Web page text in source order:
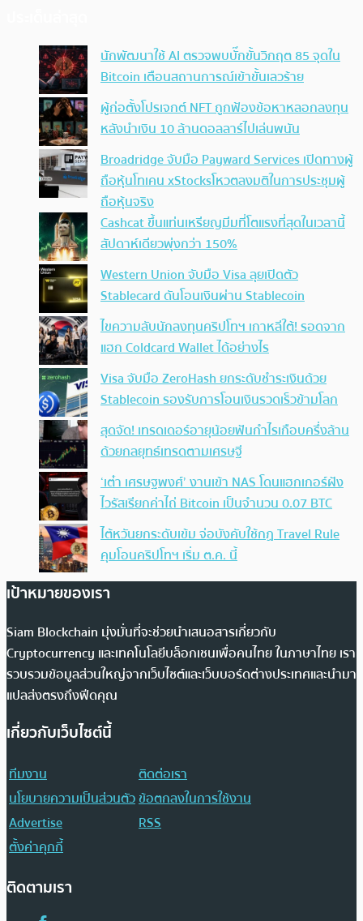
นักพัฒนาใช้ AI ตรวจพบบั๊กขั้นวิกฤต 85 จุดใน
Bitcoin เตือนสถานการณ์เข้าขั้นเลวร้าย
ผู้ก่อตั้งโปรเจกต์ NFT ถูกฟ้องข้อหาหลอกลงทุน
หลังนำเงิน 10 ล้านดอลลาร์ไปเล่นพนัน
Broadridge จับมือ Payward Services เปิดทางผู้
ถือหุ้นโทเคน xStocksโหวตลงมติในการประชุมผู้
ถือหุ้นจริง
Cashcat ขึ้นแท่นเหรียญมีมที่โตแรงที่สุดในเวลานี้
สัปดาห์เดียวพุ่งกว่า 150%
Western Union จับมือ Visa ลุยเปิดตัว
Stablecard ดันโอนเงินผ่าน Stablecoin
ไขความลับนักลงทุนคริปโทฯ เกาหลีใต้! รอดจาก
แฮก Coldcard Wallet ได้อย่างไร
Visa จับมือ ZeroHash ยกระดับชำระเงินด้วย
Stablecoin รองรับการโอนเงินรวดเร็วข้ามโลก
สุดจัด! เทรดเดอร์อายุน้อยฟันกำไรเกือบครึ่งล้าน
ด้วยกลยุทธ์เทรดตามเศรษฐี
‘เต๋า เศรษฐพงศ์’ งานเข้า NAS โดนแฮกเกอร์ฝัง
ไวรัสเรียกค่าไถ่ Bitcoin เป็นจำนวน 0.07 BTC
ไต้หวันยกระดับเข้ม จ่อบังคับใช้กฏ Travel Rule
คุมโอนคริปโทฯ เริ่ม ต.ค. นี้
เป้าหมายของเรา
Siam Blockchain มุ่งมั่นที่จะช่วยนำเสนอสารเกี่ยวกับ
Cryptocurrency และเทคโนโลยีบล็อกเชนเพื่อคนไทย ในภาษาไทย เรา
รวบรวมข้อมูลส่วนใหญ่จากเว็บไซต์และเว็บบอร์ดต่างประเทศและนำมา
แปลส่งตรงถึงฟีดคุณ
เกี่ยวกับเว็บไซต์นี้
ทีมงาน
ติดต่อเรา
นโยบายความเป็นส่วนตัวข้อตกลงในการใช้งาน
Advertise
RSS
ตั้งค่าคุกกี้
ติดตามเรา